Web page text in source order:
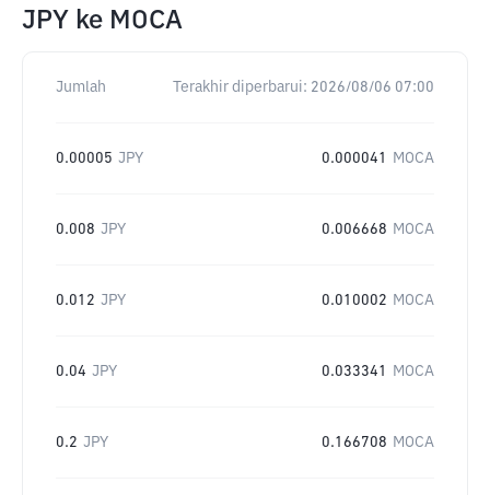
JPY ke MOCA
Jumlah Terakhir diperbarui: 2026/08/06 07:00
0.00005 JPY 0.000041 MOCA
0.008 JPY 0.006668 MOCA
0.012 JPY 0.010002 MOCA
0.04 JPY 0.033341 MOCA
0.2 JPY 0.166708 MOCA